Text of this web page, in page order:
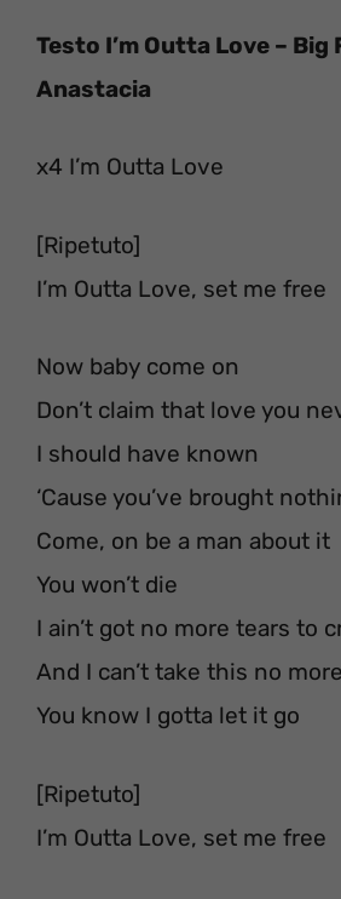
Testo I’m Outta Love – Big
Anastacia
x4 I’m Outta Love
[Ripetuto]
I’m Outta Love, set me free
Now baby come on
Don’t claim that love you
I should have known
‘Cause you’ve brought
Come, on be a man about it
You won’t die
I ain’t got no more tears to
And I can’t take this no more
You know I gotta let it go
[Ripetuto]
I’m Outta Love, set me free